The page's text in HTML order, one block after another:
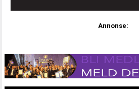
Annonse: